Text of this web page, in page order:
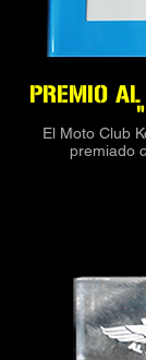
PREMIO
El Moto Club
premiado